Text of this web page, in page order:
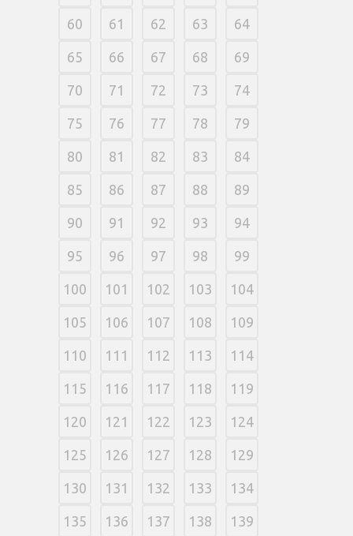
60 61 62 63 64
65 66 67 68 69
70 71 72 73 74
75 76 77 78 79
80 81 82 83 84
85 86 87 88 89
90 91 92 93 94
95 96 97 98 99
100 101 102 103 104
105 106 107 108 109
110 111 112 113 114
115 116 117 118 119
120 121 122 123 124
125 126 127 128 129
130 131 132 133 134
135 136 137 138 139